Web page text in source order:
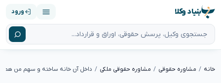
بنیاد وکلا ورود
خانه مشاوره حقوقی مشاوره حقوقی ملکی